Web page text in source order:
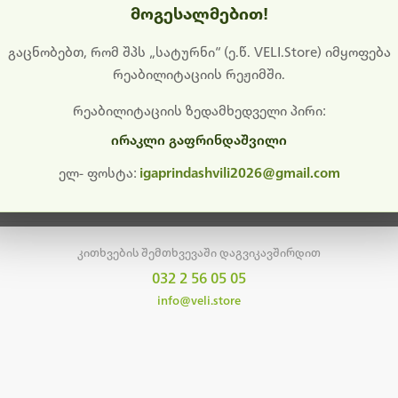
გიხდით შეფერხებისთვის. ამჟამად მიმდინარეობს
განახლება და ტექნიკური სამუშაოები.
მალე ისევ ხელმისაწვდომი იქნება. გმადლობთ მოთმინებისთვის!
მთავარ გვერდზე დაბრუნება
კითხვების შემთხვევაში დაგვიკავშირდით
032 2 56 05 05
info@veli.store
მოგესალმებით!
გაცნობებთ, რომ შპს „სატურნი“ (ე.წ. VELI.Store) იმყოფება
რეაბილიტაციის რეჟიმში.
რეაბილიტაციის ზედამხედველი პირი:
ირაკლი გაფრინდაშვილი
ელ- ფოსტა: igaprindashvili2026@gmail.com